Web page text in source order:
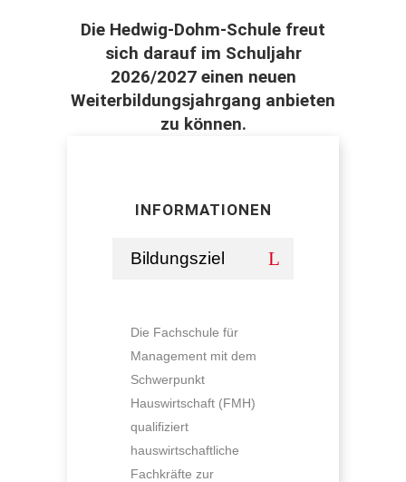
Die Hedwig-Dohm-Schule freut
sich darauf im Schuljahr
2026/2027 einen neuen
Weiterbildungsjahrgang anbieten
zu können.
INFORMATIONEN
Bildungsziel
Die Fachschule für
Management mit dem
Schwerpunkt
Hauswirtschaft (FMH)
qualifiziert
hauswirtschaftliche
Fachkräfte zur